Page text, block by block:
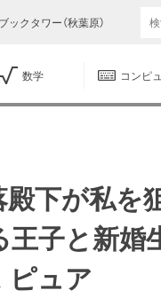
ックタワー（秋葉原）
数学 コンピ
落殿下が
子と新婚
ピュア